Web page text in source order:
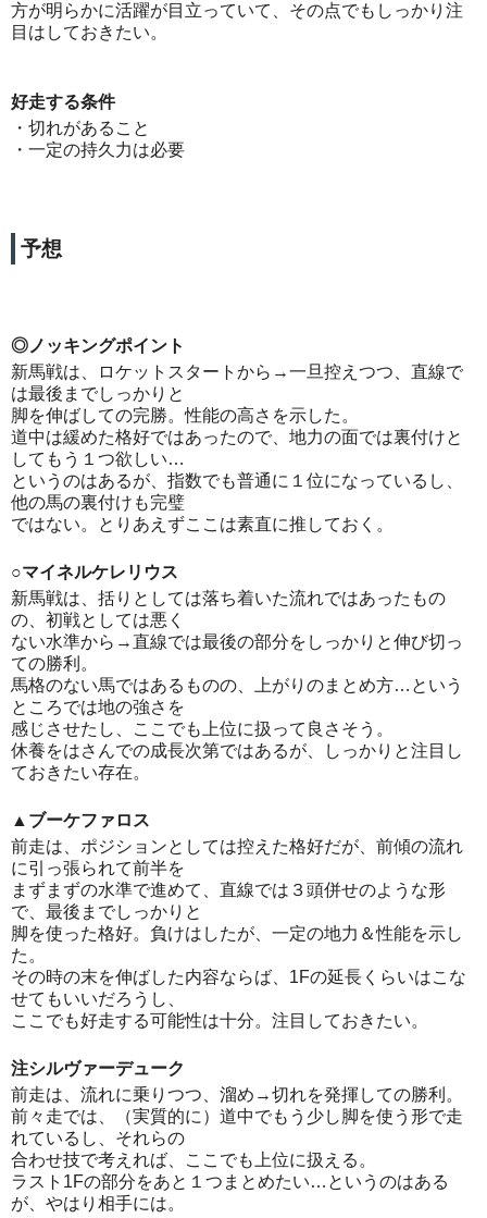
方が明らかに活躍が目立っていて、その点でもしっかり注
目はしておきたい。
好走する条件
・切れがあること
・一定の持久力は必要
予想
◎ノッキングポイント
新馬戦は、ロケットスタートから→一旦控えつつ、直線で
は最後までしっかりと
脚を伸ばしての完勝。性能の高さを示した。
道中は緩めた格好ではあったので、地力の面では裏付けと
してもう１つ欲しい…
というのはあるが、指数でも普通に１位になっているし、
他の馬の裏付けも完璧
ではない。とりあえずここは素直に推しておく。
○マイネルケレリウス
新馬戦は、括りとしては落ち着いた流れではあったもの
の、初戦としては悪く
ない水準から→直線では最後の部分をしっかりと伸び切っ
ての勝利。
馬格のない馬ではあるものの、上がりのまとめ方…という
ところでは地の強さを
感じさせたし、ここでも上位に扱って良さそう。
休養をはさんでの成長次第ではあるが、しっかりと注目し
ておきたい存在。
▲ブーケファロス
前走は、ポジションとしては控えた格好だが、前傾の流れ
に引っ張られて前半を
まずまずの水準で進めて、直線では３頭併せのような形
で、最後までしっかりと
脚を使った格好。負けはしたが、一定の地力＆性能を示し
た。
その時の末を伸ばした内容ならば、1Fの延長くらいはこな
せてもいいだろうし、
ここでも好走する可能性は十分。注目しておきたい。
注シルヴァーデューク
前走は、流れに乗りつつ、溜め→切れを発揮しての勝利。
前々走では、（実質的に）道中でもう少し脚を使う形で走
れているし、それらの
合わせ技で考えれば、ここでも上位に扱える。
ラスト1Fの部分をあと１つまとめたい…というのはある
が、やはり相手には。